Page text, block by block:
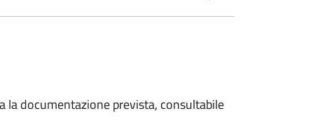
documentazione prevista, consultabile